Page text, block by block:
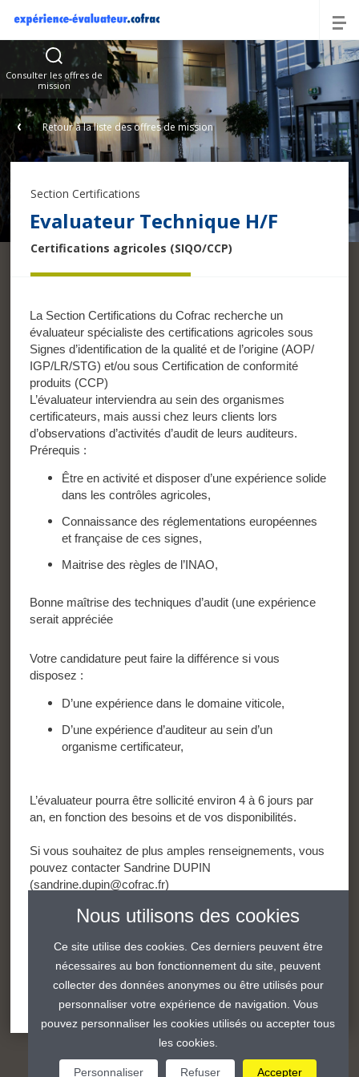
Retour à la liste des offres de mission
Section Certifications
Evaluateur Technique H/F
Certifications agricoles (SIQO/CCP)
La Section Certifications du Cofrac recherche un
évaluateur spécialiste des certifications agricoles sous
Signes d’identification de la qualité et de l’origine (AOP/
IGP/LR/STG) et/ou sous Certification de conformité
produits (CCP)
L’évaluateur interviendra au sein des organismes
certificateurs, mais aussi chez leurs clients lors
d’observations d’activités d’audit de leurs auditeurs.
Prérequis :
Être en activité et disposer d’une expérience solide
dans les contrôles agricoles,
Connaissance des réglementations européennes
et française de ces signes,
Maitrise des règles de l’INAO,
Bonne maîtrise des techniques d’audit (une expérience
serait appréciée
Votre candidature peut faire la différence si vous
disposez :
D’une expérience dans le domaine viticole,
D’une expérience d’auditeur au sein d’un
organisme certificateur,
L’évaluateur pourra être sollicité environ 4 à 6 jours par
an, en fonction des besoins et de vos disponibilités.
Si vous souhaitez de plus amples renseignements, vous
pouvez contacter Sandrine DUPIN
(sandrine.dupin@cofrac.fr)
PartagerPartager
par
twitter
Partager
par
facebook
Partager
Offres
Consulter les offres de
mission
Nous utilisons des cookies
Ce site utilise des cookies. Ces derniers peuvent être
nécessaires au bon fonctionnement du site, peuvent
collecter des données anonymes ou être utilisés pour
personnaliser votre expérience de navigation. Vous
pouvez personnaliser les cookies utilisés ou accepter tous
les cookies.
Personnaliser Refuser Accepter